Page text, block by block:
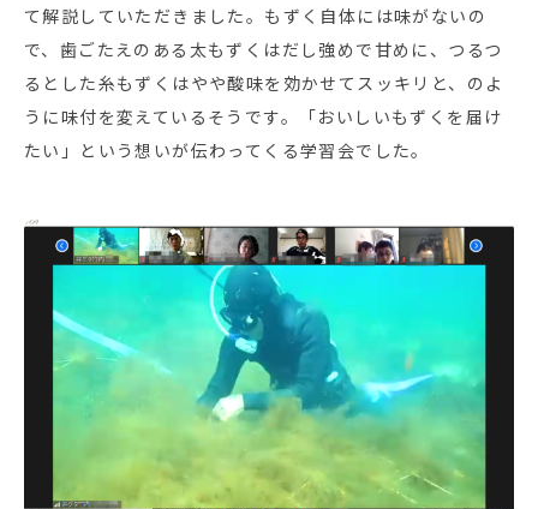
て解説していただきました。もずく自体には味がないの
で、歯ごたえのある太もずくはだし強めで甘めに、つるつ
るとした糸もずくはやや酸味を効かせてスッキリと、のよ
うに味付を変えているそうです。「おいしいもずくを届け
たい」という想いが伝わってくる学習会でした。